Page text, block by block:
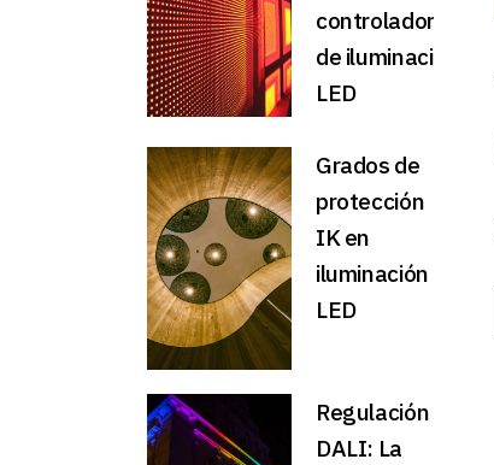
controladores
de iluminación
LED
Grados de
protección
IK en
iluminación
LED
Regulación
DALI: La